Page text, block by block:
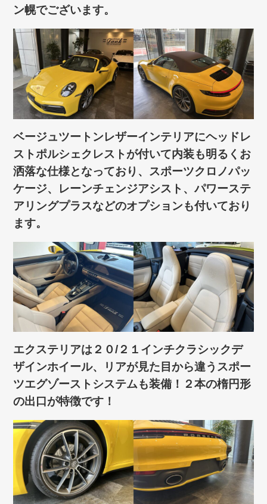
ン幌でございます。
ベージュツートンレザーインテリアにヘッドレ
ストポルシェクレストが付いて内装も明るくお
洒落な仕様となっており、スポーツクロノパッ
ケージ、レーンチェンジアシスト、パワーステ
アリングプラスなどのオプションも付いており
ます。
エクステリアは２０/２１インチクラシックデ
ザインホイール、リアが見た目から違うスポー
ツエグゾーストシステムも装備！２本の楕円形
の出口が特徴です！